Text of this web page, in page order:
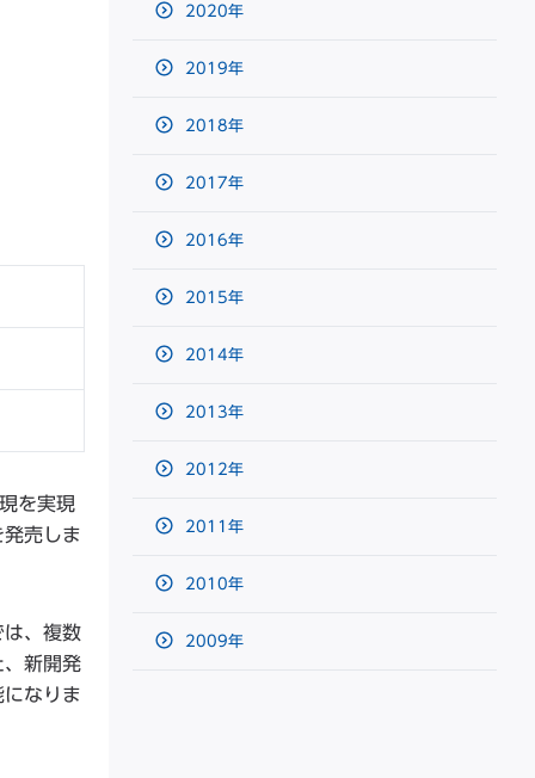
を実現
売しま
は、複数
、新開発
なりま
2020年
2019年
2018年
2017年
2016年
2015年
2014年
2013年
2012年
2011年
2010年
2009年